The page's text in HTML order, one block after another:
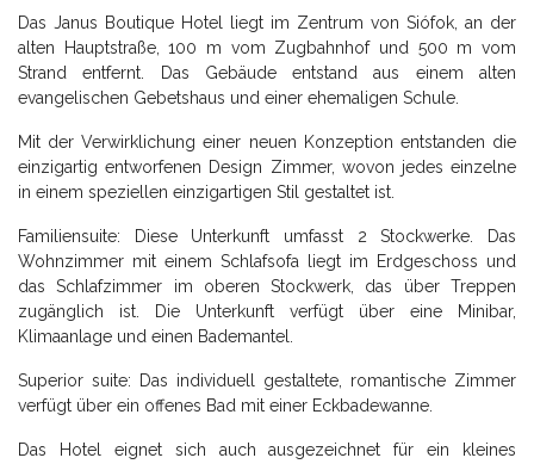
Das Janus Boutique Hotel liegt im Zentrum von Siófok, an der
alten Hauptstraße, 100 m vom Zugbahnhof und 500 m vom
Strand entfernt. Das Gebäude entstand aus einem alten
evangelischen Gebetshaus und einer ehemaligen Schule.
Mit der Verwirklichung einer neuen Konzeption entstanden die
einzigartig entworfenen Design Zimmer, wovon jedes einzelne
in einem speziellen einzigartigen Stil gestaltet ist.
Familiensuite: Diese Unterkunft umfasst 2 Stockwerke. Das
Wohnzimmer mit einem Schlafsofa liegt im Erdgeschoss und
das Schlafzimmer im oberen Stockwerk, das über Treppen
zugänglich ist. Die Unterkunft verfügt über eine Minibar,
Klimaanlage und einen Bademantel.
Superior suite: Das individuell gestaltete, romantische Zimmer
verfügt über ein offenes Bad mit einer Eckbadewanne.
Das Hotel eignet sich auch ausgezeichnet für ein kleines